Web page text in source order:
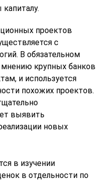
проектов
с
В обязательном
мнению крупных банков
и используется
похожих проектов.
выявить
новых
в изучении
в отдельности по